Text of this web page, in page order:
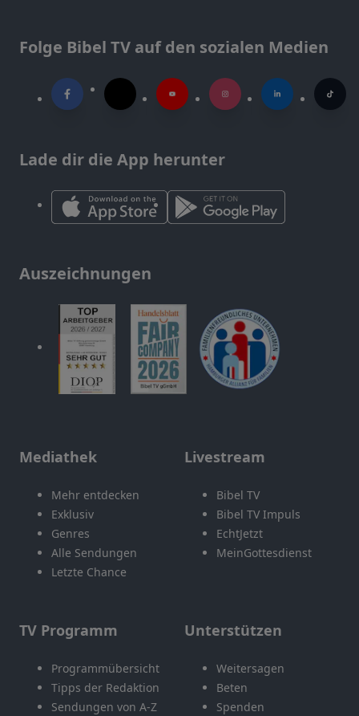
Folge Bibel TV auf den sozialen Medien
Lade dir die App herunter
Auszeichnungen
Mediathek
Mehr entdecken
Exklusiv
Genres
Alle Sendungen
Letzte Chance
Livestream
Bibel TV
Bibel TV Impuls
EchtJetzt
MeinGottesdienst
TV Programm
Programmübersicht
Tipps der Redaktion
Sendungen von A-Z
Unterstützen
Weitersagen
Beten
Spenden